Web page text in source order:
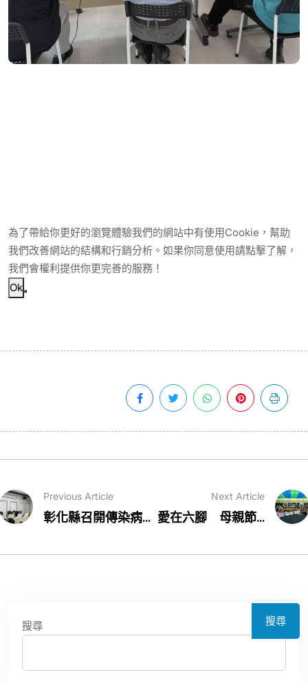
為了帶給你更好的瀏覽體驗我們的網站中有使用Cookie，幫助
我們改善網站的結構和行銷分析。如果你同意使用請點擊了解，
我們會權利提供你更完善的服務！
Ok
Previous Article
彰化縣召開傳染病...
Next Article
愛在六腳 母親節...
搜尋 搜尋